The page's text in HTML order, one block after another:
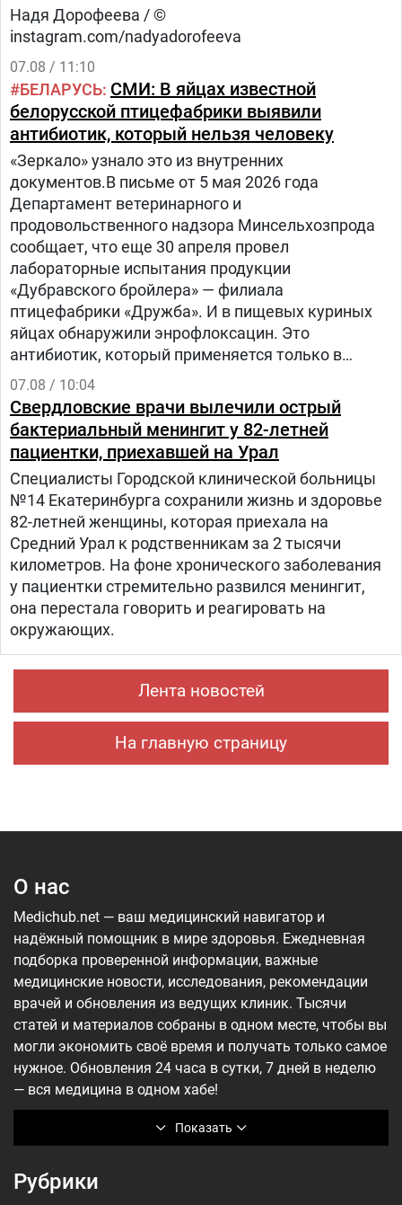
Надя Дорофеева / ©
instagram.com/nadyadorofeeva
07.08 / 11:10
БЕЛАРУСЬ СМИ: В яйцах известной
белорусской птицефабрики выявили
антибиотик, который нельзя человеку
«Зеркало» узнало это из внутренних
документов.В письме от 5 мая 2026 года
Департамент ветеринарного и
продовольственного надзора Минсельхозпрода
сообщает, что еще 30 апреля провел
лабораторные испытания продукции
«Дубравского бройлера» — филиала
птицефабрики «Дружба». И в пищевых куриных
яйцах обнаружили энрофлоксацин. Это
антибиотик, который применяется только в
ветеринарии для лечения сельскохозяйственных,
домашних животных и птиц.
07.08 / 10:04
Свердловские врачи вылечили острый
бактериальный менингит у 82-летней
пациентки, приехавшей на Урал
Специалисты Городской клинической больницы
№14 Екатеринбурга сохранили жизнь и здоровье
82-летней женщины, которая приехала на
Средний Урал к родственникам за 2 тысячи
километров. На фоне хронического заболевания
у пациентки стремительно развился менингит,
она перестала говорить и реагировать на
окружающих.
Лента новостей
На главную страницу
О нас
Показать
Medichub.net — ваш медицинский навигатор и
надёжный помощник в мире здоровья. Ежедневная
подборка проверенной информации, важные
медицинские новости, исследования, рекомендации
врачей и обновления из ведущих клиник. Тысячи
статей и материалов собраны в одном месте, чтобы вы
могли экономить своё время и получать только самое
нужное. Обновления 24 часа в сутки, 7 дней в неделю
— вся медицина в одном хабе!
Рубрики